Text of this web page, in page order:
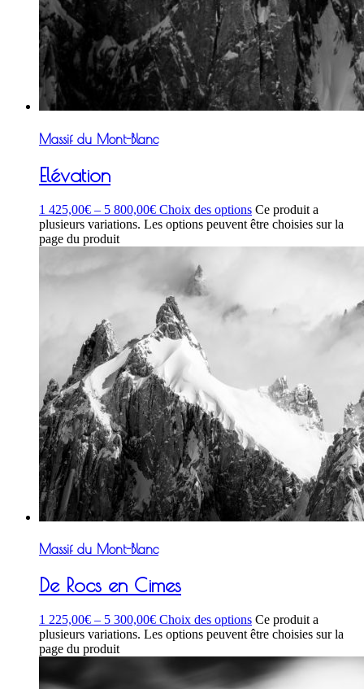
Massif du Mont-Blanc
Elévation
1 425,00€ – 5 800,00€ Choix des options Ce produit a
plusieurs variations. Les options peuvent être choisies sur la
page du produit
Massif du Mont-Blanc
De Rocs en Cimes
1 225,00€ – 5 300,00€ Choix des options Ce produit a
plusieurs variations. Les options peuvent être choisies sur la
page du produit